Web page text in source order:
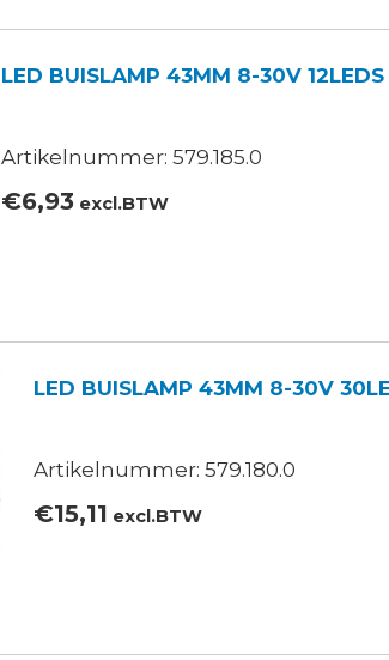
LED BUISLAMP 43MM 8-30V
Artikelnummer: 579.185.0
€6,93 excl.BTW
LED BUISLAMP 43MM 8-30V
Artikelnummer: 579.180.0
€15,11 excl.BTW